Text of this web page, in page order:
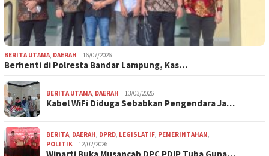
BERITA UTAMA, DAERAH 16/07/2026
Berhenti di Polresta Bandar Lampung, Kas…
BERITA UTAMA, DAERAH 13/03/2026
Kabel WiFi Diduga Sebabkan Pengendara Ja…
BERITA, DAERAH, DPRD, LEGISLATIF, PEMERINTAHAN,
POLITIK
12/02/2026